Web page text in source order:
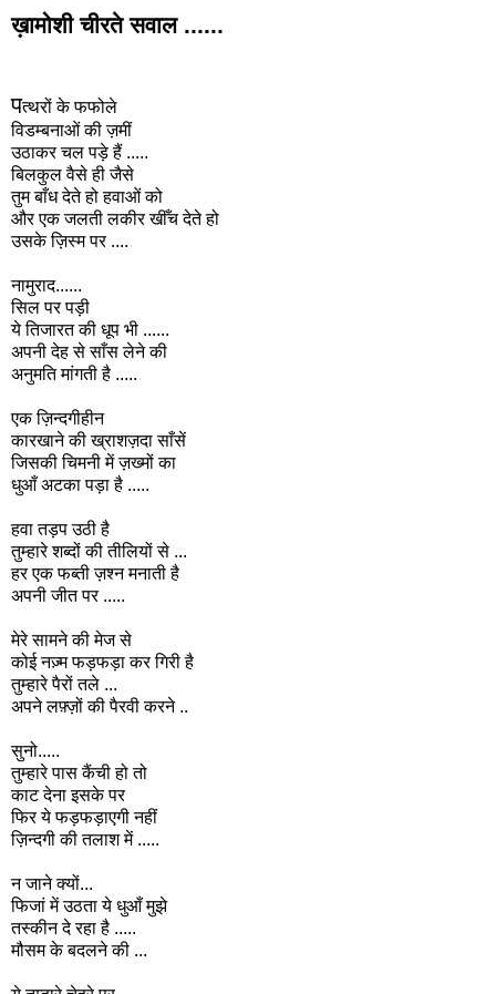
ख़ामोशी चीरते सवाल......
पत्थरों के फफोले
विडम्बनाओं की ज़मीं
उठाकर चल पड़े हैं .....
बिलकुल वैसे ही जैसे
तुम बाँध देते हो हवाओं को
और एक जलती लकीर खीँच देते हो
उसके ज़िस्म पर....
नामुराद......
सिल पर पड़ी
येतिजारत की धूप भी ......
अपनी देह से साँस लेने की
अनुमति मांगती है .....
एक ज़िन्दगीहीन
कारखाने की ख्राशज़दा साँसें
जिसकी चिमनी में ज़ख्मों का
धुआँ अटका पड़ा है .....
हवा तड़प उठी है
तुम्हारे शब्दों की तीलियों से ...
हर एक फब्ती ज़श्न मनाती है
अपनी जीत पर .....
मेरे सामने की मेज से
कोई नज़्म फड़फड़ा कर गिरी है
तुम्हारे पैरों तले ...
अपने लफ़्ज़ों की पैरवी करने ..
सुनो.....
तुम्हारे पास कैंची हो तो
काट देना इसके पर
फिर ये फड़फड़ाएगी नहीं
ज़िन्दगी की तलाश में .....
न जाने क्यों...
फिजां में उठता ये धुआँमुझे
तस्कीन दे रहा है .....
मौसम के बदलने की ...